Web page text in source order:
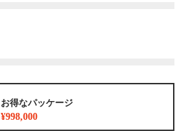
お得なパッケージ
¥998,000